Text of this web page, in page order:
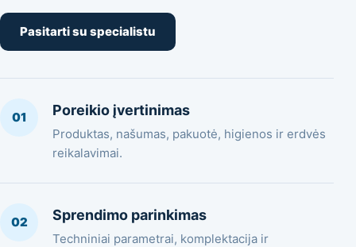
Pasitarti su specialistu
01 Poreikio įvertinimas
Produktas, našumas, pakuotė, higienos ir erdvės
reikalavimai.
02 Sprendimo parinkimas
Techniniai parametrai, komplektacija ir